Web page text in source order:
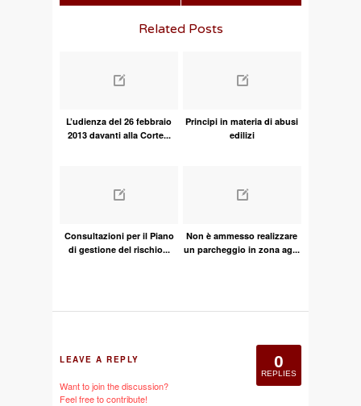
Related Posts
L’udienza del 26 febbraio
2013 davanti alla Corte...
Principi in materia di abusi
edilizi
Consultazioni per il Piano
di gestione del rischio...
Non è ammesso realizzare
un parcheggio in zona ag...
0
REPLIES
LEAVE A REPLY
Want to join the discussion?
Feel free to contribute!